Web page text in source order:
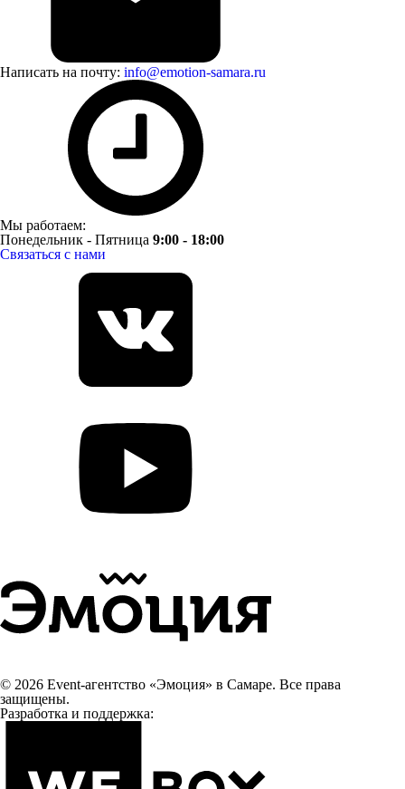
Написать на почту: info@emotion-samara.ru
Мы работаем:
Понедельник - Пятница 9:00 - 18:00
Связаться с нами
© 2026 Event-агентство «Эмоция» в Самаре. Все права
защищены.
Разработка и поддержка: